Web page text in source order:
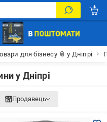
для бізнесу 📎 у Дніпрі
у Дніпрі
Продавець